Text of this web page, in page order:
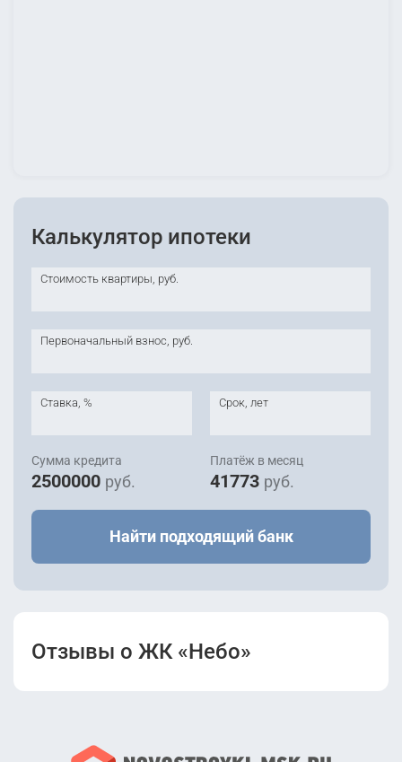
Калькулятор ипотеки
Стоимость квартиры, руб.
Первоначальный взнос, руб.
Ставка, % Срок, лет
Сумма кредита
2500000 руб.
Платёж в месяц
41773 руб.
Найти подходящий банк
Отзывы о ЖК «Небо»